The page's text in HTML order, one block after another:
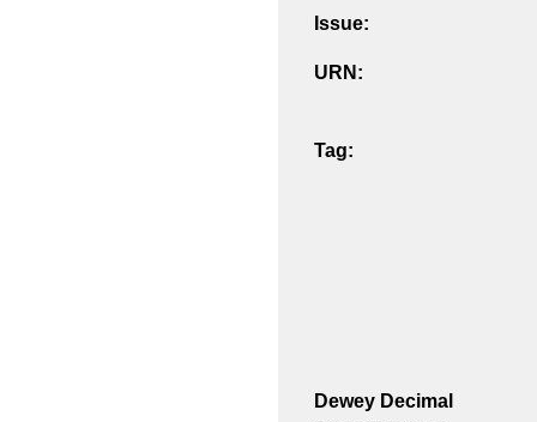
Issue:
URN:
Tag:
Dewey Decimal